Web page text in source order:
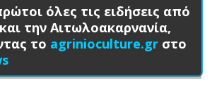
όλες τις ειδήσεις από
την Αιτωλοακαρνανία,
το agrinioculture.gr στο